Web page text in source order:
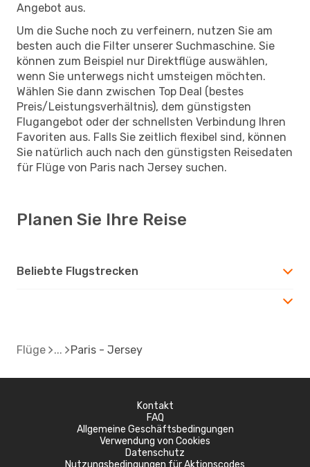
Angebot aus.
Um die Suche noch zu verfeinern, nutzen Sie am
besten auch die Filter unserer Suchmaschine. Sie
können zum Beispiel nur Direktflüge auswählen,
wenn Sie unterwegs nicht umsteigen möchten.
Wählen Sie dann zwischen Top Deal (bestes
Preis/Leistungsverhältnis), dem günstigsten
Flugangebot oder der schnellsten Verbindung Ihren
Favoriten aus. Falls Sie zeitlich flexibel sind, können
Sie natürlich auch nach den günstigsten Reisedaten
für Flüge von Paris nach Jersey suchen.
Planen Sie Ihre Reise
Beliebte Flugstrecken
Flüge Paris - Jersey
Kontakt
FAQ
Allgemeine Geschäftsbedingungen
Verwendung von Cookies
Datenschutz
Nutzungsbedingungen für Aktionscodes